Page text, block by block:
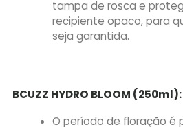
tampa de rosca e
recipiente opaco, para
seja garantida.
BCUZZ HYDRO BLOOM (250ml):
O período de floração é